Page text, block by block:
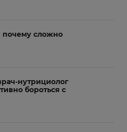
почему сложно
нутрициолог
бороться с